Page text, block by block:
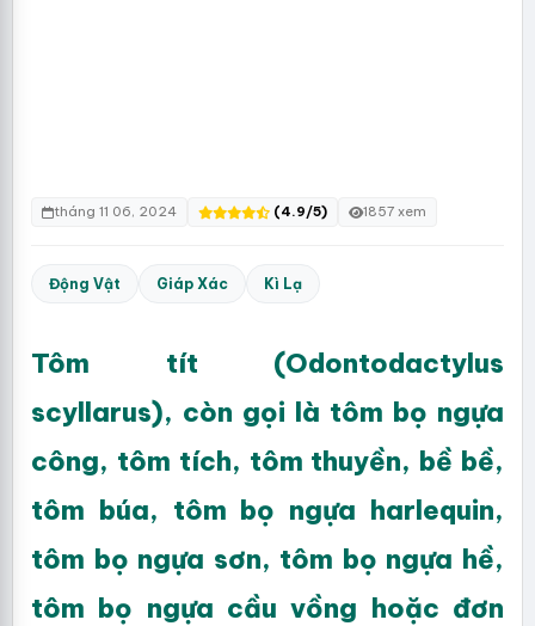
tháng 11 06, 2024 (4.9/5) 1857 xem
Động Vật Giáp Xác Kì Lạ
Tôm tít (Odontodactylus
scyllarus), còn gọi là tôm bọ ngựa
công, tôm tích, tôm thuyền, bề bề,
tôm búa, tôm bọ ngựa harlequin,
tôm bọ ngựa sơn, tôm bọ ngựa hề,
tôm bọ ngựa cầu vồng hoặc đơn